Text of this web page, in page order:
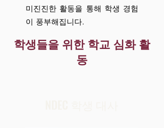
미진진한 활동을 통해 학생 경험
이 풍부해집니다.
학생들을 위한 학교 심화 활
동